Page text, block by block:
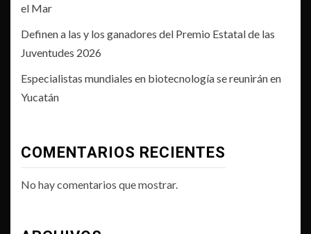
el Mar
Definen a las y los ganadores del Premio Estatal de las
Juventudes 2026
Especialistas mundiales en biotecnología se reunirán en
Yucatán
COMENTARIOS RECIENTES
No hay comentarios que mostrar.